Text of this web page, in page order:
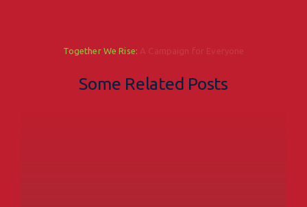
Together We Rise: A Campaign for Everyone
Some Related Posts